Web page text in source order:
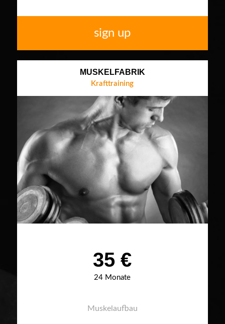
sign up
MUSKELFABRIK
Krafttraining
35 €
24 Monate
Muskelaufbau